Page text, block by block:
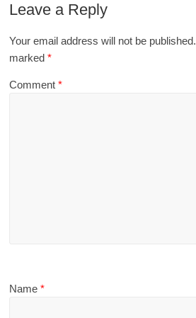
Leave a Reply
Your email address will not be published.
marked*
Comment*
Name*